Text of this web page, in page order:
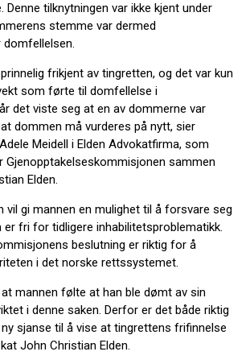
Denne tilknytningen var ikke kjent under
stemme var dermed
frikjent av tingretten, og det var kun
som førte til domfellelse i
det viste seg at en av dommerne var
dommen må vurderes på nytt, sier
Meidell i Elden Advokatfirma, som
sammen
Elden.
vil gi mannen en mulighet til å forsvare seg
fri for tidligere inhabilitetsproblematikk.
beslutning er riktig for å
i det norske rettssystemet.
mannen følte at han ble dømt av sin
i denne saken. Derfor er det både riktig
sjanse til å vise at tingrettens frifinnelse
John Christian Elden.